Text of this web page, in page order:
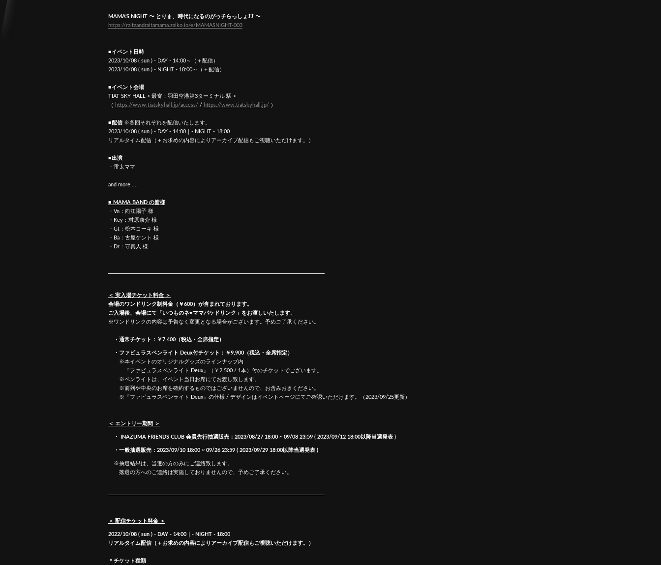
MAMA’S NIGHT 〜 とりま、時代になるのがゥチらっしょ⤴︎⤴︎ 〜
https://raitaandraitamama.zaiko.io/e/MAMASNIGHT-003
■イベント日時
2023/10/08 ( sun ) - DAY - 14:00～（＋配信）
2023/10/08 ( sun ) - NIGHT - 18:00～（＋配信）
■イベント会場
TIAT SKY HALL < 最寄：羽田空港第3ターミナル 駅 >
（
https://www.tiatskyhall.jp/access/ / https://www.tiatskyhall.jp/ ）
■配信 ※各回それぞれを配信いたします。
2023/10/08 ( sun ) - DAY - 14:00｜- NIGHT - 18:00
リアルタイム配信（＋お求めの内容によりアーカイブ配信もご視聴いただけます。）
■出演
・雷太ママ
and more ....
■ MAMA BAND の皆様
・Vn：向江陽子 様
・Key：村原康介 様
・Gt：松本コーキ 様
・Ba：古屋ケント 様
・Dr：守真人 様
＜ 実入場チケット料金 ＞
会場のワンドリンク制料金（￥600）が含まれております。
ご入場後、会場にて「いつものネ♥ママパケドリンク」をお渡しいたします。
※ワンドリンクの内容は予告なく変更となる場合がございます。予めご了承ください。
・通常チケット：￥7,400（税込・全席指定）
・ファビュラスペンライト Deux付チケット：￥9,900（税込・全席指定）
※本イベントのオリジナルグッズのラインナップ内
『ファビュラスペンライト Deux』（￥2,500 / 1本）付のチケットでございます。
※ペンライトは、イベント当日お席にてお渡し致します。
※前列や中央のお席を確約するものではございませんので、お含みおきください。
※『ファビュラスペンライト Deux』の仕様 / デザインはイベントページにてご確認いただけます。（2023/09/25更新）
＜ エントリー期間 ＞
・ INAZUMA FRIENDS CLUB 会員先行抽選販売：2023/08/27 18:00 ~ 09/08 23:59 ( 2023/09/12 18:00以降当選発表 )
・一般抽選販売：2023/09/10 18:00 ~ 09/26 23:59 ( 2023/09/29 18:00以降当選発表 )
※抽選結果は、当選の方のみにご連絡致します。
落選の方へのご連絡は実施しておりませんので、予めご了承ください。
＜ 配信チケット料金 ＞
2022/10/08 ( sun ) - DAY - 14:00｜- NIGHT - 18:00
リアルタイム配信（＋お求めの内容によりアーカイブ配信もご視聴いただけます。）
＊チケット種類